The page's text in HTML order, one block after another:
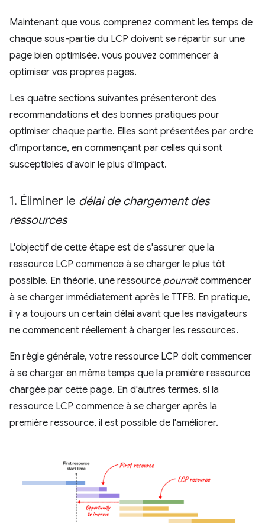
Maintenant que vous comprenez comment les temps de
chaque sous-partie du LCP doivent se répartir sur une
page bien optimisée, vous pouvez commencer à
optimiser vos propres pages.
Les quatre sections suivantes présenteront des
recommandations et des bonnes pratiques pour
optimiser chaque partie. Elles sont présentées par ordre
d'importance, en commençant par celles qui sont
susceptibles d'avoir le plus d'impact.
1. Éliminer le délai de chargement des
ressources
L'objectif de cette étape est de s'assurer que la
ressource LCP commence à se charger le plus tôt
possible. En théorie, une ressource pourraitcommencer
à se charger immédiatement après le TTFB. En pratique,
il y a toujours un certain délai avant que les navigateurs
ne commencent réellement à charger les ressources.
En règle générale, votre ressource LCP doit commencer
à se charger en même temps que la première ressource
chargée par cette page. En d'autres termes, si la
ressource LCP commence à se charger après la
première ressource, il est possible de l'améliorer.